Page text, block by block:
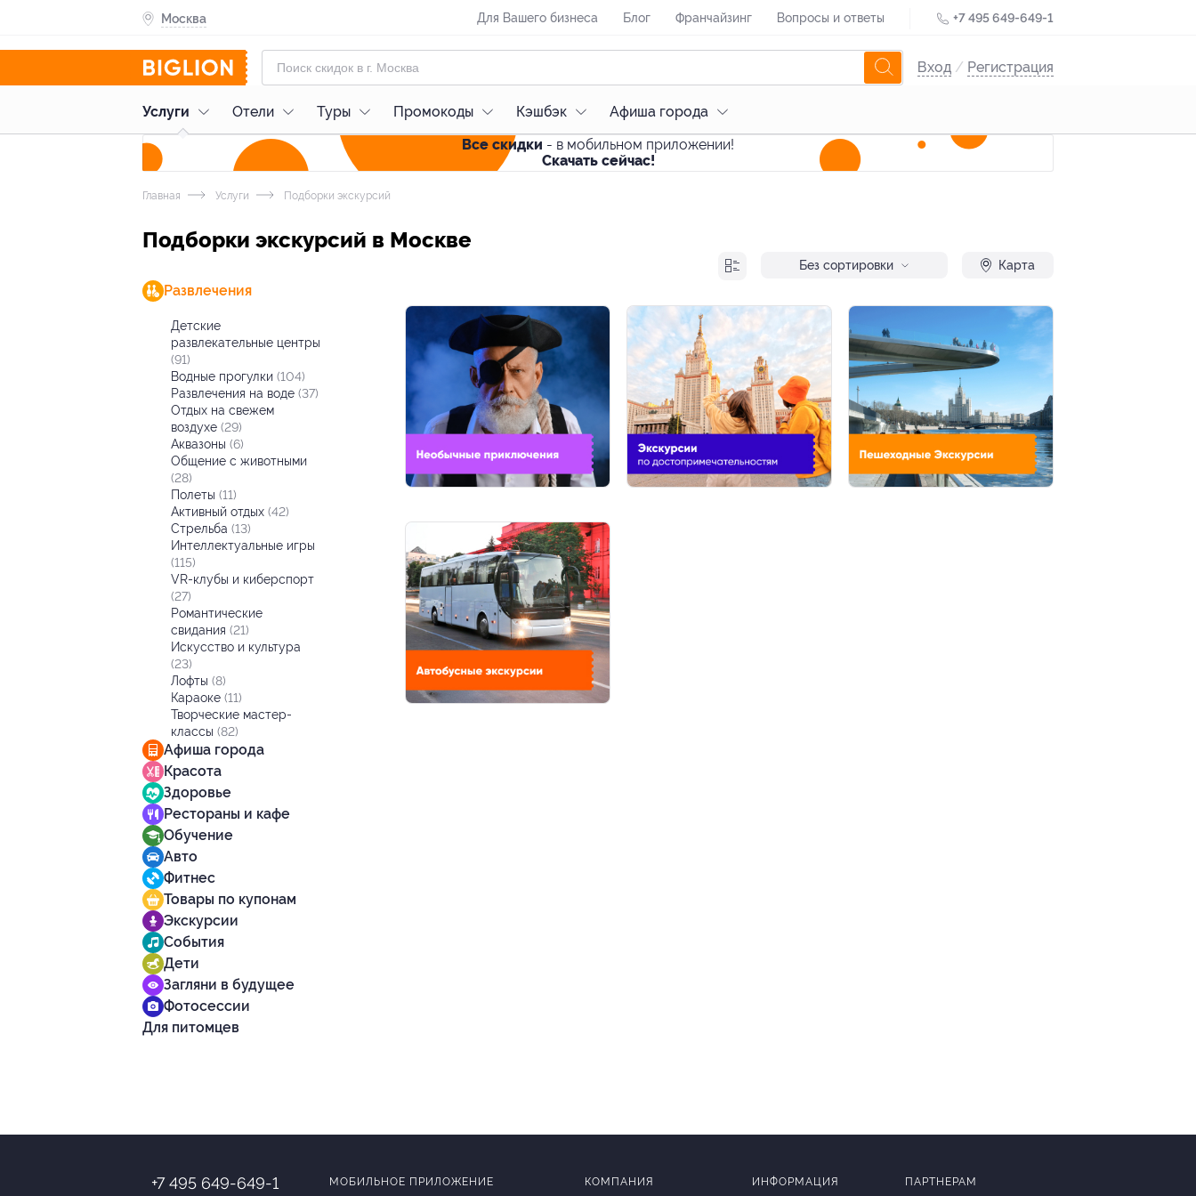
Москва Для Вашего бизнеса Блог Франчайзинг Вопросы и ответы +7 495 649-649-1
Вход / Регистрация
Услуги Отели Туры Промокоды Кэшбэк
Афиша города
Все скидки - в мобильном приложении!
Скачать сейчас!
Главная Услуги Подборки экскурсий
Подборки экскурсий в Москве
Без сортировки Карта
Афиша города
Красота
Здоровье
Рестораны и кафе
Обучение
Авто
Фитнес
Товары по купонам
Развлечения
Детские
развлекательные центры
(91)
Водные прогулки (104)
Развлечения на воде (37)
Отдых на свежем
воздухе (29)
Аквазоны (6)
Общение с животными
(28)
Полеты (11)
Активный отдых (42)
Стрельба (13)
Интеллектуальные игры
(115)
VR-клубы и киберспорт
(27)
Романтические
свидания (21)
Искусство и культура
(23)
Лофты (8)
Караоке (11)
Творческие мастер-
классы (82)
Экскурсии
События
Дети
Загляни в будущее
Фотосессии
Для питомцев
+7 495 649-649-1 МОБИЛЬНОЕ ПРИЛОЖЕНИЕ КОМПАНИЯ ИНФОРМАЦИЯ ПАРТНЕРАМ